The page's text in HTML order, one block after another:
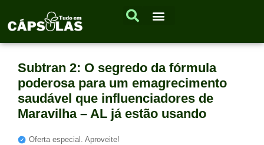
Subtran 2: O segredo da fórmula
poderosa para um emagrecimento
saudável que influenciadores de
Maravilha – AL já estão usando
Oferta especial. Aproveite!